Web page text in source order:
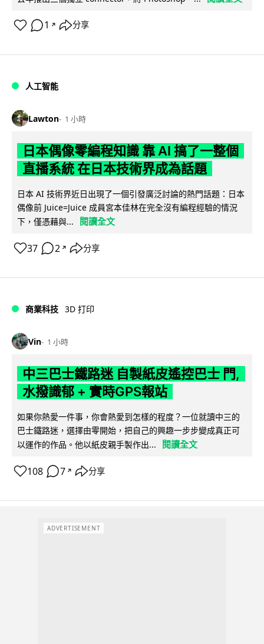
1 ↗ 分享
人工智能
Lawton 1 小時
日本偶像零編程知識 靠 AI 搞了一整個
直播系統 在日本技術界成為話題
日本 AI 技術界近日出現了一個引發廣泛討論的熱門話題：日本
偶像前 Juice=Juice 成員宮本佳林在完全沒有編程經驗的情況
下，僅憑藉與...
閱讀全文
37 2 ↗ 分享
商業科技 3D 打印
Vin 1 小時
中三巴士鐵路迷 自製紙皮遙控巴士 門,
水撥識郁 + 實時GPS報站
如果你熱愛一件事，你會熱愛到怎樣的程度？一位就讀中三的
巴士鐵路迷，選擇由零開始，把自己的興趣一步步變成真正可
以運作的作品。他以紙皮親手製作出...
閱讀全文
108 7 ↗ 分享
ADVERTISEMENT